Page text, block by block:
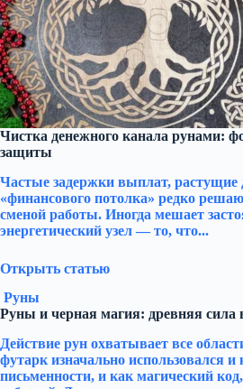
Чистка денежного канала рунами:
защиты
Частые задержки выплат,
«финансового потолка» редко
сменой работы. Иногда мешает
энергетический узел — то, что...
Открыть статью
Руны
Руны и черная магия: древняя сила
Действие рун охватывает все
футарк изначально использовался и
письменности, и как магический